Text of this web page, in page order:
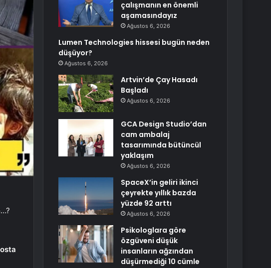
çalışmanın en önemli
aşamasındayız
Ağustos 6, 2026
Lumen Technologies hissesi bugün neden
düşüyor?
Ağustos 6, 2026
Artvin’de Çay Hasadı
Başladı
Ağustos 6, 2026
GCA Design Studio’dan
cam ambalaj
tasarımında bütüncül
yaklaşım
Ağustos 6, 2026
SpaceX’in geliri ikinci
çeyrekte yıllık bazda
yüzde 92 arttı
Ağustos 6, 2026
Psikologlara göre
özgüveni düşük
insanların ağzından
düşürmediği 10 cümle